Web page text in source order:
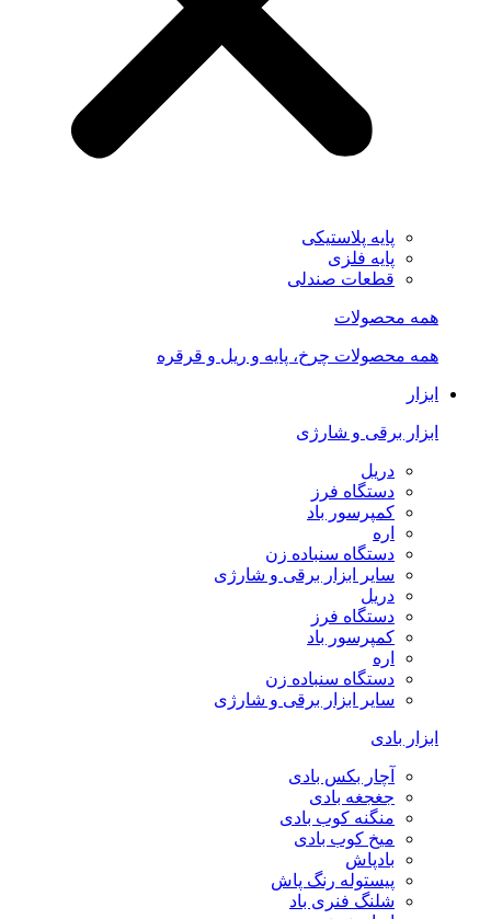
پایه پلاستیکی
پایه فلزی
قطعات صندلی
همه محصولات
همه محصولات چرخ، پایه و ریل و قرقره
ابزار
ابزار برقی و شارژی
دریل
دستگاه فرز
کمپرسور باد
اره
دستگاه سنباده زن
سایر ابزار برقی و شارژی
دریل
دستگاه فرز
کمپرسور باد
اره
دستگاه سنباده زن
سایر ابزار برقی و شارژی
ابزار بادی
آچار بکس بادی
جغجغه بادی
منگنه کوب بادی
میخ کوب بادی
بادپاش
پیستوله رنگ پاش
شلنگ فنری باد